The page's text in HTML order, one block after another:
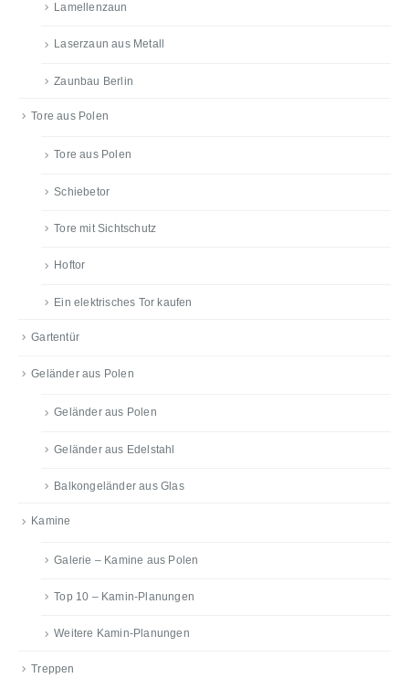
Lamellenzaun
Laserzaun aus Metall
Zaunbau Berlin
Tore aus Polen
Tore aus Polen
Schiebetor
Tore mit Sichtschutz
Hoftor
Ein elektrisches Tor kaufen
Gartentür
Geländer aus Polen
Geländer aus Polen
Geländer aus Edelstahl
Balkongeländer aus Glas
Kamine
Galerie – Kamine aus Polen
Top 10 – Kamin-Planungen
Weitere Kamin-Planungen
Treppen